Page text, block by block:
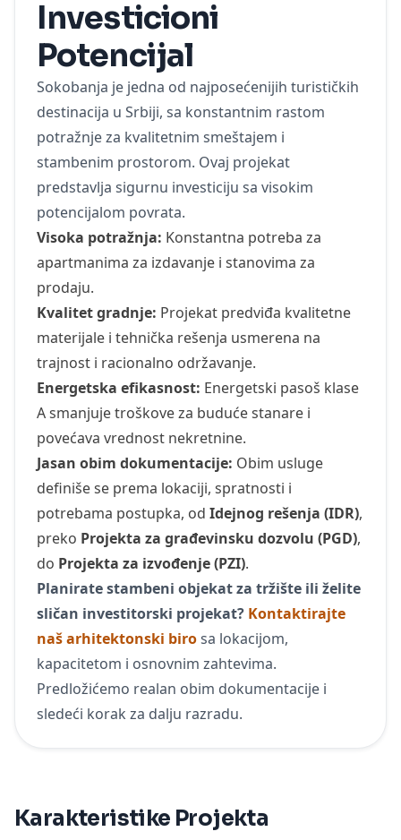
Investicioni
Potencijal
Sokobanja je jedna od najposećenijih turističkih
destinacija u Srbiji, sa konstantnim rastom
potražnje za kvalitetnim smeštajem i
stambenim prostorom. Ovaj projekat
predstavlja sigurnu investiciju sa visokim
potencijalom povrata.
Visoka potražnja: Konstantna potreba za
apartmanima za izdavanje i stanovima za
prodaju.
Kvalitet gradnje: Projekat predviđa kvalitetne
materijale i tehnička rešenja usmerena na
trajnost i racionalno održavanje.
Energetska efikasnost: Energetski pasoš klase
A smanjuje troškove za buduće stanare i
povećava vrednost nekretnine.
Jasan obim dokumentacije: Obim usluge
definiše se prema lokaciji, spratnosti i
potrebama postupka, od Idejnog rešenja (IDR),
preko Projekta za građevinsku dozvolu (PGD),
do Projekta za izvođenje (PZI).
Planirate stambeni objekat za tržište ili želite
sličan investitorski projekat? Kontaktirajte
naš arhitektonski birosa lokacijom,
kapacitetom i osnovnim zahtevima.
Predložićemo realan obim dokumentacije i
sledeći korak za dalju razradu.
Karakteristike Projekta